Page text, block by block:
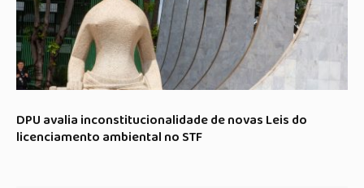
DPU avalia inconstitucionalidade de novas Leis do
licenciamento ambiental no STF